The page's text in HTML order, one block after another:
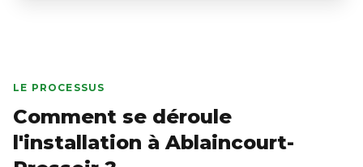
LE PROCESSUS
Comment se déroule
l'installation à Ablaincourt-